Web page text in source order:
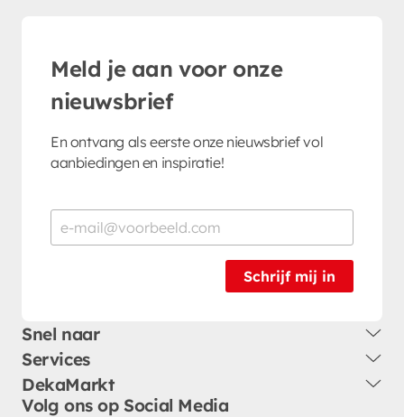
Meld je aan voor onze
nieuwsbrief
En ontvang als eerste onze nieuwsbrief vol
aanbiedingen en inspiratie!
Schrijf mij in
Snel naar
Services
DekaMarkt
Volg ons op Social Media